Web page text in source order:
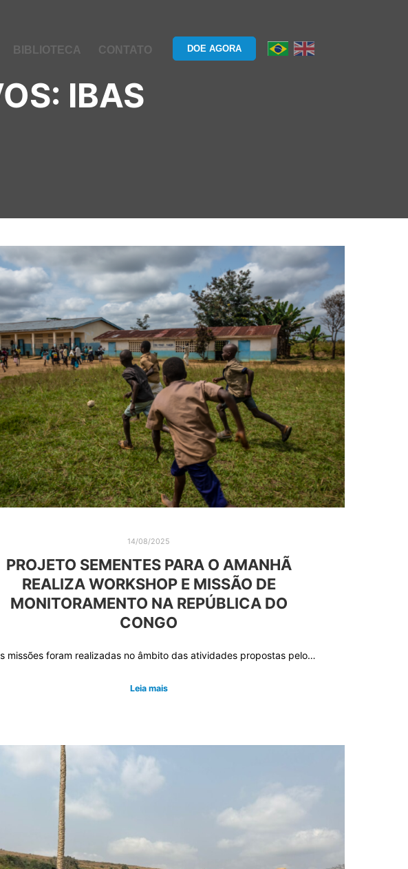
BIBLIOTECA CONTATO DOE AGORA
IBAS
14/08/2025
PROJETO SEMENTES PARA O AMANHÃ
REALIZA WORKSHOP E MISSÃO DE
MONITORAMENTO NA REPÚBLICA DO
CONGO
missões foram realizadas no âmbito das atividades propostas pelo…
Leia mais